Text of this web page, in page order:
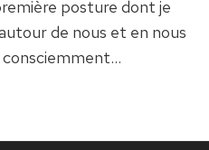
posture dont je
de nous et en nous